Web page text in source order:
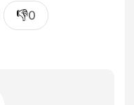
👎0